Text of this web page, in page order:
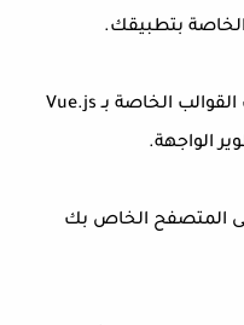
بتطبيقك.
4. تطوير الواجهة: استخدم تعبيرات القوالب الخاصة بـ Vue.js
الواجهة.
المتصفح الخاص بك